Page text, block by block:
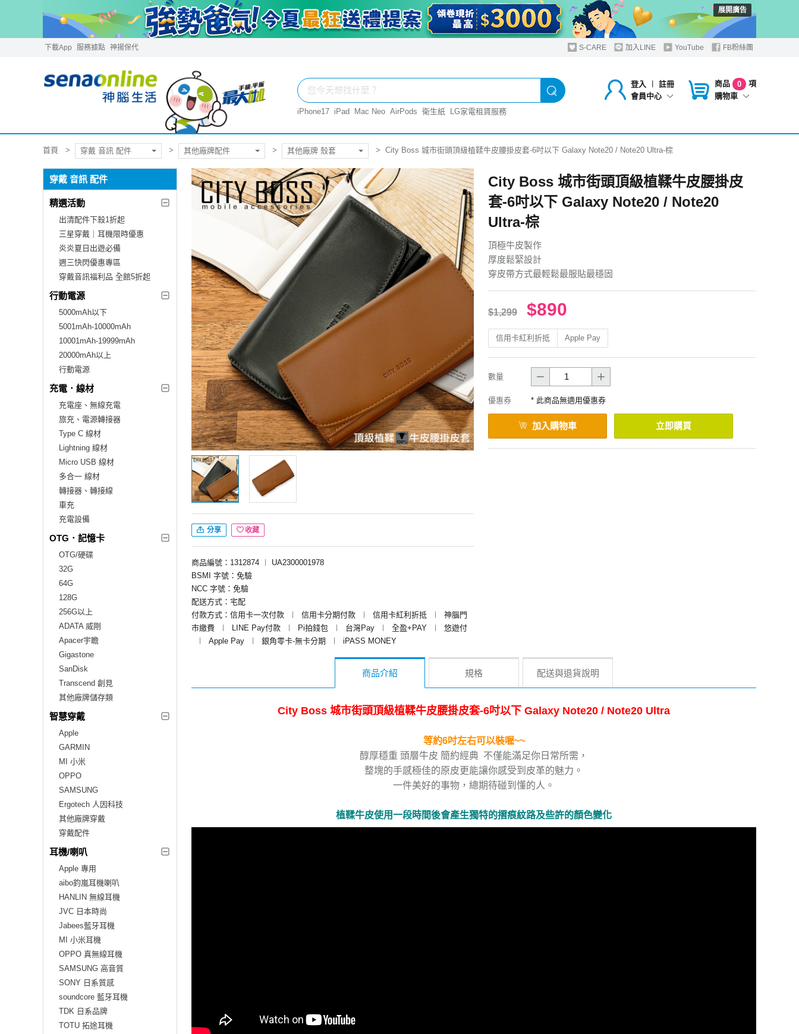
展開廣告
下載App 服務據點 神揚保代 S-CARE 加入LINE YouTube FB粉絲團
登入 ︱
註冊
會員中心
商品 0
項
購物車
iPhone17 iPad Mac Neo AirPods 衛生紙 LG家電租賃服務
首頁 穿戴 音訊 配件 其他廠牌配件 其他廠牌 殼套 City Boss 城市街頭頂級植鞣牛皮腰掛皮套-6吋以下 Galaxy Note20 / Note20 Ultra-棕
穿戴 音訊 配件
精選活動
出清配件下殺1折起
三星穿戴｜耳機限時優惠
炎炎夏日出遊必備
週三快閃優惠專區
穿戴音訊福利品 全館5折起
行動電源
5000mAh以下
5001mAh-10000mAh
10001mAh-19999mAh
20000mAh以上
行動電源
充電．線材
充電座、無線充電
旅充、電源轉接器
Type C 線材
Lightning 線材
Micro USB 線材
多合一 線材
轉接器、轉接線
車充
充電設備
OTG．記憶卡
OTG/硬碟
32G
64G
128G
256G以上
ADATA 威剛
Apacer宇瞻
Gigastone
SanDisk
Transcend 創見
其他廠牌儲存類
智慧穿戴
Apple
GARMIN
MI 小米
OPPO
SAMSUNG
Ergotech 人因科技
其他廠牌穿戴
穿戴配件
耳機/喇叭
Apple 專用
aibo鈞嵐耳機喇叭
HANLIN 無線耳機
JVC 日本時尚
Jabees藍牙耳機
MI 小米耳機
OPPO 真無線耳機
SAMSUNG 高音質
SONY 日系質感
soundcore 藍牙耳機
TDK 日系品牌
TOTU 拓途耳機
分享 收藏
商品編號：1312874 ︱
UA2300001978
BSMI 字號：免驗
NCC 字號：免驗
配送方式：宅配
付款方式：信用卡一次付款
︱ 信用卡分期付款 ︱ 信用卡紅利折抵 ︱
神腦門
市繳費
︱ LINE Pay付款 ︱ Pi拍錢包 ︱ 台灣Pay ︱ 全盈+PAY ︱
悠遊付
︱
Apple Pay ︱ 銀角零卡-無卡分期 ︱ iPASS MONEY
City Boss 城市街頭頂級植鞣牛皮腰掛皮
套-6吋以下 Galaxy Note20 / Note20
Ultra-棕
頂極牛皮製作
厚度鬆緊設計
穿皮帶方式最輕鬆最服貼最穩固
$1,299 $890
信用卡紅利折抵 Apple Pay
數量
優惠券 * 此商品無適用優惠券
加入購物車 立即購買
商品介紹 規格 配送與退貨說明
City Boss 城市街頭頂級植鞣牛皮腰掛皮套-6吋以下 Galaxy Note20 / Note20 Ultra
等約6吋左右可以裝喔~~
醇厚穩重 頭層牛皮 簡約經典 不僅能滿足你日常所需，
整塊的手感極佳的原皮更能讓你感受到皮革的魅力。
一件美好的事物，總期待碰到懂的人。
植鞣牛皮使用一段時間後會產生獨特的摺痕紋路及些許的顏色變化